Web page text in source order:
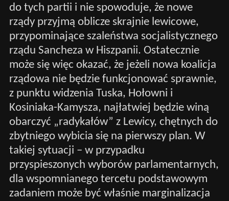
do tych partii i nie spowoduje, że nowe
rządy przyjmą oblicze skrajnie lewicowe,
przypominające szaleństwa socjalistycznego
rządu Sancheza w Hiszpanii. Ostatecznie
może się więc okazać, że jeżeli nowa koalicja
rządowa nie będzie funkcjonować sprawnie,
z punktu widzenia Tuska, Hołowni i
Kosiniaka-Kamysza, najłatwiej będzie winą
obarczyć „radykałów” z Lewicy, chętnych do
zbytniego wybicia się na pierwszy plan. W
takiej sytuacji – w przypadku
przyspieszonych wyborów parlamentarnych,
dla wspomnianego tercetu podstawowym
zadaniem może być właśnie marginalizacja